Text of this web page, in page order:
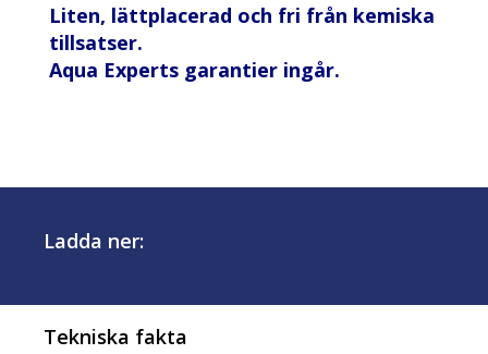
Liten, lättplacerad och fri från kemiska
tillsatser.
Aqua Experts garantier ingår.
Ladda ner:
Tekniska fakta